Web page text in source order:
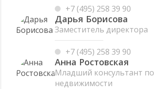
+7 (495) 258 39 90
Дарья Борисова
Заместитель директора
+7 (495) 258 39 90
Анна Ростовская
Младший консультант по
недвижимости